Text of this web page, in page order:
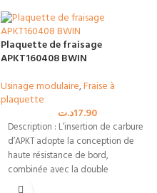
Plaquette de fraisage
APKT160408 BWIN
Usinage modulaire,Fraise à
plaquette
17.90د.ت
Description : L’insertion de carbure
d’APKT adopte la conception de
haute résistance de bord,
combinée avec la double
technologie de post-traitement,